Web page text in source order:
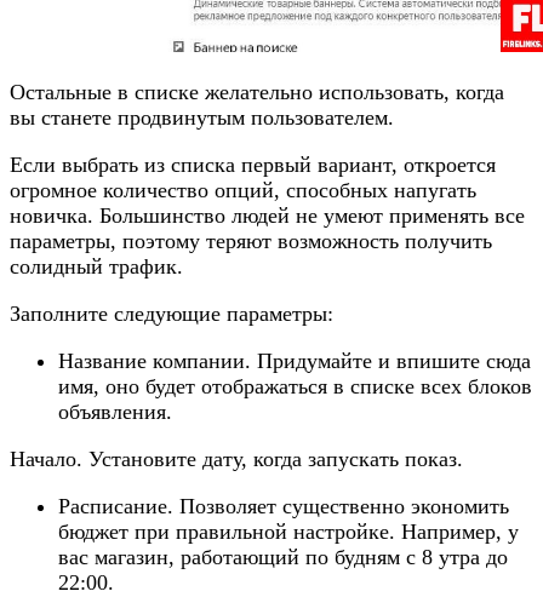
Остальные в списке желательно использовать, когда
вы станете продвинутым пользователем.
Если выбрать из списка первый вариант, откроется
огромное количество опций, способных напугать
новичка. Большинство людей не умеют применять все
параметры, поэтому теряют возможность получить
солидный трафик.
Заполните следующие параметры:
Название компании. Придумайте и впишите сюда
имя, оно будет отображаться в списке всех блоков
объявления.
Начало. Установите дату, когда запускать показ.
Расписание. Позволяет существенно экономить
бюджет при правильной настройке. Например, у
вас магазин, работающий по будням с 8 утра до
22:00.